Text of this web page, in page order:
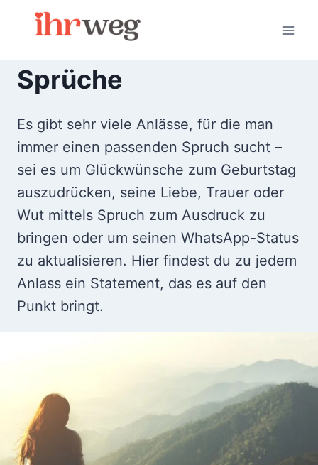
Sprüche
Es gibt sehr viele Anlässe, für die man
immer einen passenden Spruch sucht –
sei es um Glückwünsche zum Geburtstag
auszudrücken, seine Liebe, Trauer oder
Wut mittels Spruch zum Ausdruck zu
bringen oder um seinen WhatsApp-Status
zu aktualisieren. Hier findest du zu jedem
Anlass ein Statement, das es auf den
Punkt bringt.